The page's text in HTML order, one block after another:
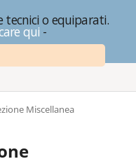
tecnici o equiparati.
qui -
Miscellanea